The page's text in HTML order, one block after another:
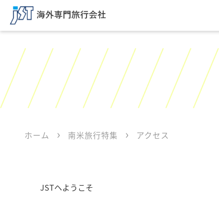
ホーム 南米旅行特集 アクセス
JSTヘようこそ